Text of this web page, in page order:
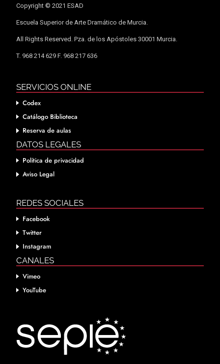
Copyright © 2021 ESAD
Escuela Superior de Arte Dramático de Murcia.
All Rights Reserved. Pza. de los Apóstoles 30001 Murcia.
T. 968 214 629 F. 968 217 636
SERVICIOS ONLINE
Codex
Catálogo Biblioteca
Reserva de aulas
DATOS LEGALES
Política de privacidad
Aviso Legal
REDES SOCIALES
Facebook
Twitter
Instagram
CANALES
Vimeo
YouTube